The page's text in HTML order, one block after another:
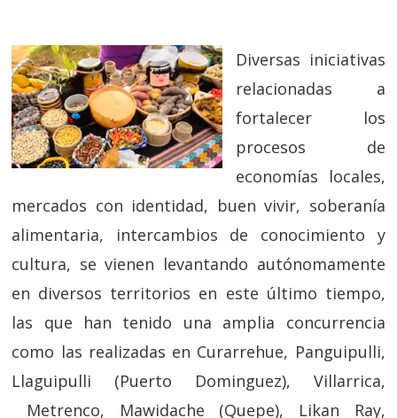
Diversas iniciativas
relacionadas a
fortalecer los
procesos de
economías locales,
mercados con identidad, buen vivir, soberanía
alimentaria, intercambios de conocimiento y
cultura, se vienen levantando autónomamente
en diversos territorios en este último tiempo,
las que han tenido una amplia concurrencia
como las realizadas en Curarrehue, Panguipulli,
Llaguipulli (Puerto Dominguez), Villarrica,
Metrenco, Mawidache (Quepe), Likan Ray,